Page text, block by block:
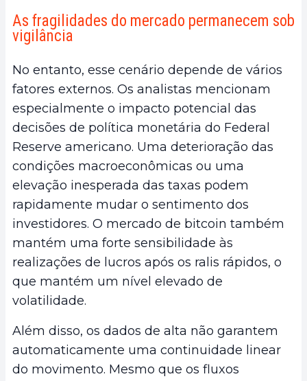
As fragilidades do mercado permanecem sob
vigilância
No entanto, esse cenário depende de vários
fatores externos. Os analistas mencionam
especialmente o impacto potencial das
decisões de política monetária do Federal
Reserve americano. Uma deterioração das
condições macroeconômicas ou uma
elevação inesperada das taxas podem
rapidamente mudar o sentimento dos
investidores. O mercado de bitcoin também
mantém uma forte sensibilidade às
realizações de lucros após os ralis rápidos, o
que mantém um nível elevado de
volatilidade.
Além disso, os dados de alta não garantem
automaticamente uma continuidade linear
do movimento. Mesmo que os fluxos